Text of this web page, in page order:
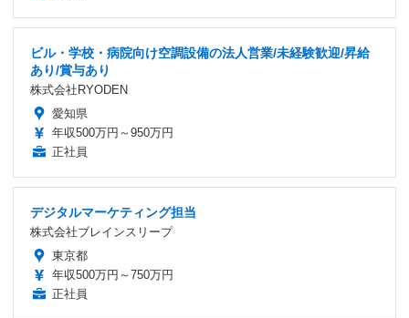
ビル・学校・病院向け空調設備の法人営業/未経験歓迎/昇給
あり/賞与あり
株式会社RYODEN
愛知県
年収500万円～950万円
正社員
デジタルマーケティング担当
株式会社ブレインスリープ
東京都
年収500万円～750万円
正社員